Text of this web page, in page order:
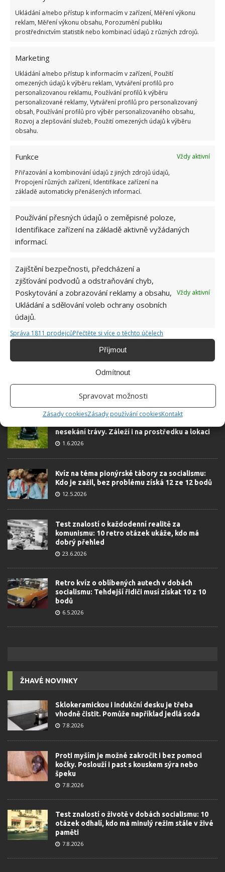
Ukládání a/nebo přístup k informacím v zařízení, Měření výkonu
reklam, Měření výkonu obsahu, Porozumění publiku
prostřednictvím statistik nebo kombinací údajů z různých zdrojů.
Marketing
Ukládání a/nebo přístup k informacím v zařízení, Použití
omezených údajů k výběru reklam, Vytváření profilů pro
personalizovanou reklamu, Používání profilů k výběru
personalizované reklamy, Vytváření profilů pro personalizovaný
obsah, Používání profilů pro výběr personalizovaného obsahu,
Rozvoj a zlepšování služeb, Použití omezených údajů k výběru
obsahu.
Funkce
Vždy aktivní
Přiřazování a kombinování údajů z jiných zdrojů údajů,
Propojení různých zařízení, Identifikace zařízení na
základě automaticky přenášených informací.
Používání přesných údajů o zeměpisné poloze,
Identifikace zařízení na základě aktivně vyžádaných
informací.
Zajištění bezpečnosti, předcházení a
zjišťování podvodů a odstraňování chyb,
Poskytování a zobrazování reklamy a obsahu,
Ukládání a sdělování voleb ochrany osobních
údajů.
Vždy aktivní
Správa 1811 prodejcůPřečtěte si více o těchto účelech
Příjmout
Odmítnout
Spravovat možnosti
Zásady cookiesZásady používání cookiesKontakt
KOMENTOVAT
Napište komentář
Vaše e-mailová adresa nebude zveřejněna.
Komentář
E-mail*
OBLÍBENÉ ČLÁNKY
nesekání trávy. Záleží i na prostředku a lokaci
1.6.2026
Kvíz na téma pionýrské tábory za socialismu:
Kdo je zažil, bez problému získá 12 ze 12 bodů
12.5.2026
Test znalostí o každodenní realitě za
komunismu: 10 retro otázek ukáže, kdo má
dobrý přehled
23.6.2026
Retro kvíz o oblíbených autech v dobách
socialismu: Tehdejší řidiči musí získat 10 z 10
bodů
6.5.2026
ŽHAVÉ NOVINKY
Sklokeramickou i indukční desku je třeba
vhodně čistit. Pomůže například jedlá soda
7.8.2026
Proti myším je možné zakročit i bez pomoci
kočky. Poslouží i past s kouskem sýra nebo
špeku
7.8.2026
Test znalostí o životě v dobách socialismu: 10
otázek odhalí, kdo má minulý režim stále v živé
paměti
7.8.2026